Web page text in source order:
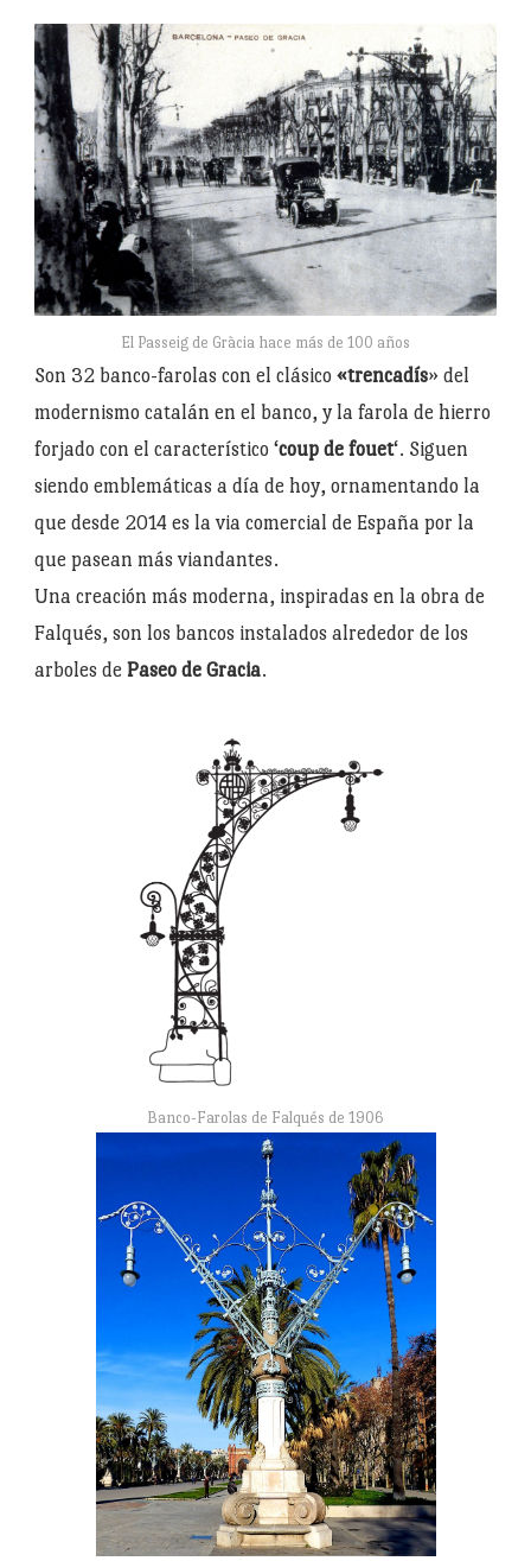
El Passeig de Gràcia hace más de 100 años
Son 32 banco-farolas con el clásico «trencadís» del
modernismo catalán en el banco, y la farola de hierro
forjado con el característico ‘coup de fouet‘. Siguen
siendo emblemáticas a día de hoy, ornamentando la
que desde 2014 es la via comercial de España por la
que pasean más viandantes.
Una creación más moderna, inspiradas en la obra de
Falqués, son los bancos instalados alrededor de los
arboles de Paseo de Gracia.
Banco-Farolas de Falqués de 1906